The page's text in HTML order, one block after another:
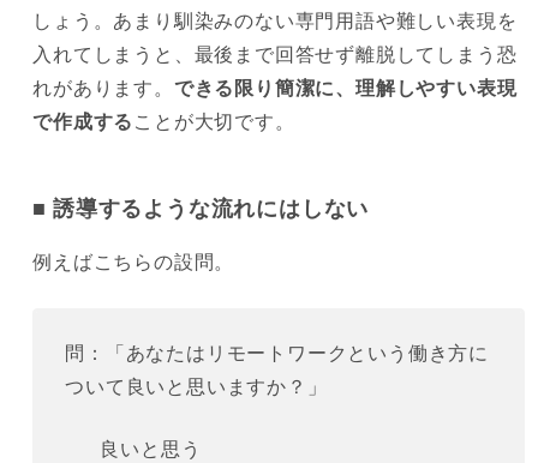
しょう。あまり馴染みのない専門用語や難しい表現を
入れてしまうと、最後まで回答せず離脱してしまう恐
れがあります。 できる限り簡潔に、理解しやすい表現
で作成する ことが大切です。
誘導するような流れにはしない
例えばこちらの設問。
問：「あなたはリモートワークという働き方に
ついて良いと思いますか？」
良いと思う